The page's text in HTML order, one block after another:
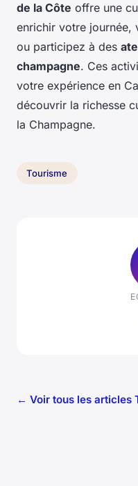
de la Côte offre une
enrichir votre journée,
ou participez à des
champagne. Ces
votre expérience en
découvrir la richesse
la Champagne.
Tourisme
← Voir tous les articles